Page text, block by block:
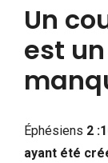
Un
est
Éphésiens 2
ayant été